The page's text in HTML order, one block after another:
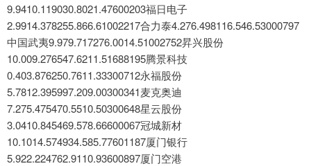
9.9410.119030.8021.47600203福日电子
2.9914.378255.866.61002217合力泰4.276.498116.546.53000797
中国武夷9.979.717276.0014.51002752昇兴股份
10.009.276547.6211.51688195腾景科技
0.403.876250.7611.33300712永福股份
5.7812.395997.209.00300341麦克奥迪
7.275.475470.5510.50300648星云股份
3.0410.845469.578.66600067冠城新材
10.1014.574934.585.77601187厦门银行
5.922.224762.9110.93600897厦门空港